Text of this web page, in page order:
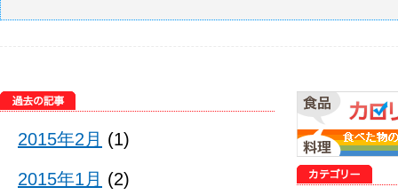
2015年2月 (1)
2015年1月 (2)